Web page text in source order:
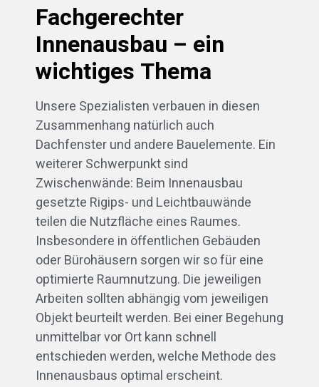
Fachgerechter
Innenausbau – ein
wichtiges Thema
Unsere Spezialisten verbauen in diesen
Zusammenhang natürlich auch
Dachfenster und andere Bauelemente. Ein
weiterer Schwerpunkt sind
Zwischenwände: Beim Innenausbau
gesetzte Rigips- und Leichtbauwände
teilen die Nutzfläche eines Raumes.
Insbesondere in öffentlichen Gebäuden
oder Bürohäusern sorgen wir so für eine
optimierte Raumnutzung. Die jeweiligen
Arbeiten sollten abhängig vom jeweiligen
Objekt beurteilt werden. Bei einer Begehung
unmittelbar vor Ort kann schnell
entschieden werden, welche Methode des
Innenausbaus optimal erscheint.